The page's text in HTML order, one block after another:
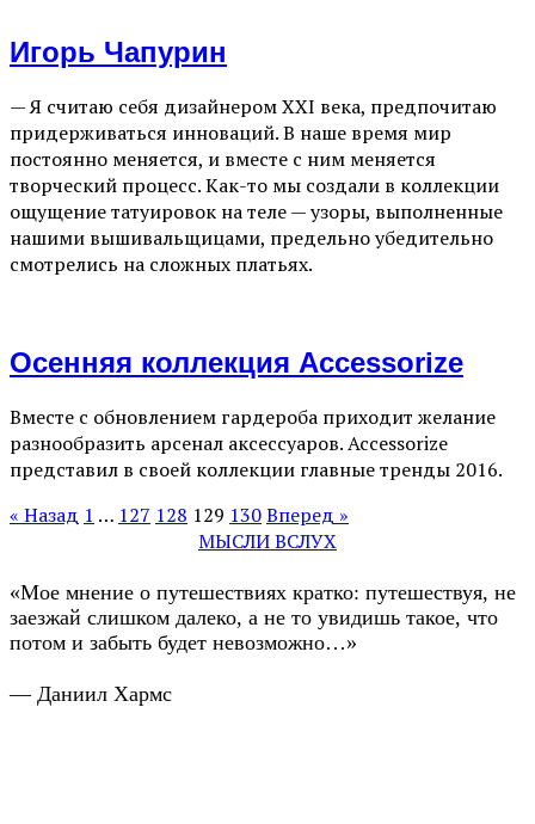
Игорь Чапурин
— Я считаю себя дизайнером XXI века, предпочитаю
придерживаться инноваций. В наше время мир
постоянно меняется, и вместе с ним меняется
творческий процесс. Как-то мы создали в коллекции
ощущение татуировок на теле — узоры, выполненные
нашими вышивальщицами, предельно убедительно
смотрелись на сложных платьях.
Осенняя коллекция Accessorize
Вместе с обновлением гардероба приходит желание
разнообразить арсенал аксессуаров. Accessorize
представил в своей коллекции главные тренды 2016.
« Назад 1 … 127 128 129 130Вперед »
МЫСЛИ ВСЛУХ
«Мое мнение о путешествиях кратко: путешествуя, не
заезжай слишком далеко, а не то увидишь такое, что
потом и забыть будет невозможно…»
— Даниил Хармс